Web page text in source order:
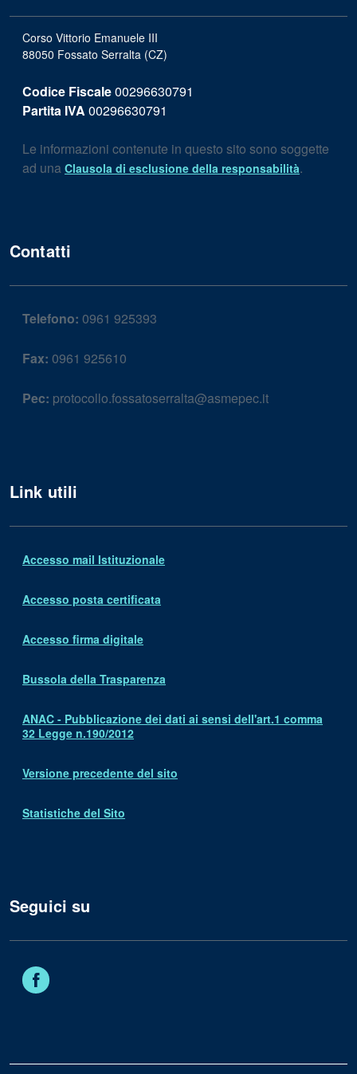
Corso Vittorio Emanuele III
88050 Fossato Serralta (CZ)
Codice Fiscale00296630791
Partita IVA 00296630791
Le informazioni contenute in questo sito sono soggette
ad una Clausola di esclusione della responsabilità.
Contatti
Telefono: 0961 925393
Fax: 0961 925610
Pec: protocollo.fossatoserralta@asmepec.it
Link utili
Accesso mail Istituzionale
Accesso posta certificata
Accesso firma digitale
Bussola della Trasparenza
ANAC - Pubblicazione dei dati ai sensi dell'art.1 comma
32 Legge n.190/2012
Versione precedente del sito
Statistiche del Sito
Seguici su